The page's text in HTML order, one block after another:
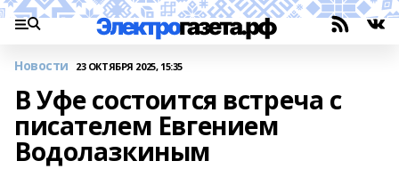
Новости 23 ОКТЯБРЯ 2025, 15:35
В Уфе состоится встреча с
писателем Евгением
Водолазкиным